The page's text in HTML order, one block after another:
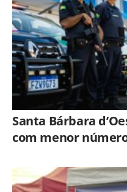
Santa Bárbara
com menor